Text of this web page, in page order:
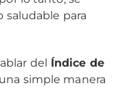
saludable para
del Índice de
simple manera